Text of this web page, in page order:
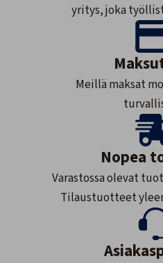
yritys, joka
Meillä maksat
Nopea
Varastossa olevat
Tilaustuotteet